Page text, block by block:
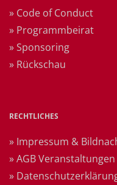
» Code of Conduct
» Programmbeirat
» Sponsoring
» Rückschau
RECHTLICHES
» Impressum &
» AGB Veranstaltungen
»